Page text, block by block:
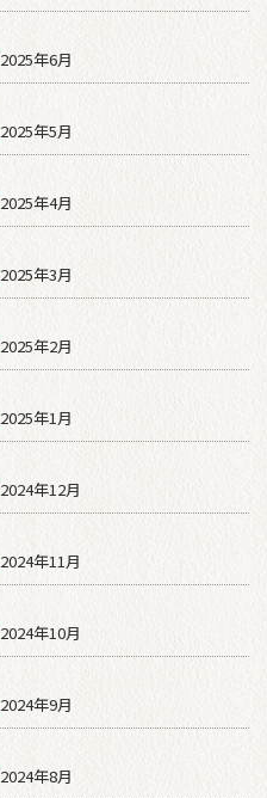
2025年6月
2025年5月
2025年4月
2025年3月
2025年2月
2025年1月
2024年12月
2024年11月
2024年10月
2024年9月
2024年8月